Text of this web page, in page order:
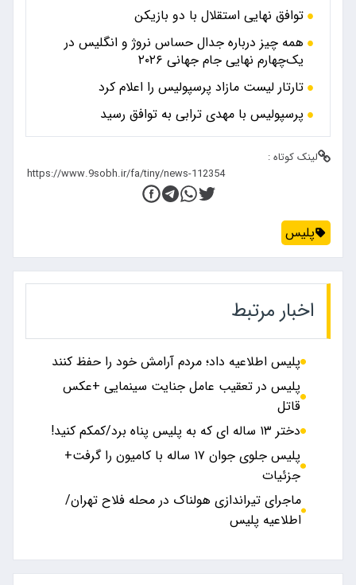
توافق نهایی استقلال با دو بازیکن
همه چیز درباره جدال حساس نروژ و انگلیس در
یک‌چهارم نهایی جام جهانی ۲۰۲۶
تارتار لیست مازاد پرسپولیس را اعلام کرد
پرسپولیس با مهدی ترابی به توافق رسید
لینک کوتاه :
پلیس
اخبار مرتبط
پلیس اطلاعیه داد؛ مردم آرامش خود را حفظ کنند
پلیس در تعقیب عامل جنایت سینمایی +عکس
قاتل
دختر ۱۳ ساله ای که به پلیس پناه برد/کمکم کنید!
پلیس جلوی جوان ۱۷ ساله با کامیون را گرفت+
جزئیات
ماجرای تیراندازی هولناک در محله فلاح تهران/
اطلاعیه پلیس